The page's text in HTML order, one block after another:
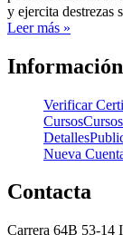
y ejercita destrezas
Leer más »
Información
Verificar
Cursos
Detalles
Nueva
Contacta
Carrera 64B 53-14